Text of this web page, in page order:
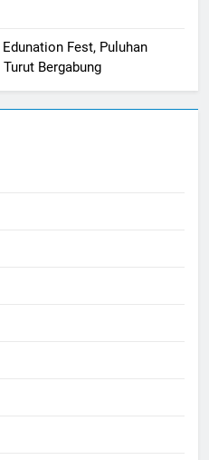
Fest, Puluhan
Bergabung